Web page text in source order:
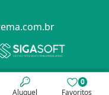
Aluguel
0
Favoritos